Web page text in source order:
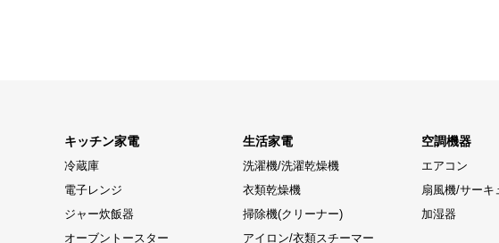
キッチン家電
冷蔵庫
電子レンジ
ジャー炊飯器
オーブントースター
生活家電
洗濯機/洗濯乾燥機
衣類乾燥機
掃除機(クリーナー)
アイロン/衣類スチーマー
空調機器
エアコン
扇風機/サーキ
加湿器